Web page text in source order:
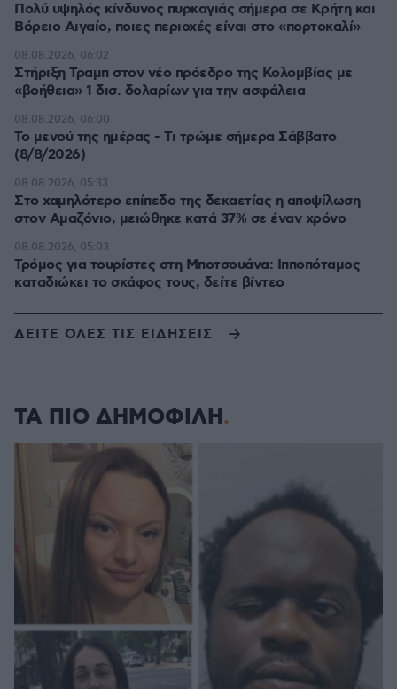
Πολύ υψηλός κίνδυνος πυρκαγιάς σήμερα σε Κρήτη και
Βόρειο Αιγαίο, ποιες περιοχές είναι στο «πορτοκαλί»
Στήριξη Τραμπ στον νέο πρόεδρο της Κολομβίας με
«βοήθεια» 1 δισ. δολαρίων για την ασφάλεια
08.08.2026, 06:02
Το μενού της ημέρας - Τι τρώμε σήμερα Σάββατο
(8/8/2026)
08.08.2026, 06:00
Στο χαμηλότερο επίπεδο της δεκαετίας η αποψίλωση
στον Αμαζόνιο, μειώθηκε κατά 37% σε έναν χρόνο
08.08.2026, 05:33
Τρόμος για τουρίστες στη Μποτσουάνα: Ιπποπόταμος
καταδιώκει το σκάφος τους, δείτε βίντεο
08.08.2026, 05:03
ΔΕΙΤΕ ΟΛΕΣ ΤΙΣ ΕΙΔΗΣΕΙΣ
ΤΑ ΠΙΟ ΔΗΜΟΦΙΛΗ